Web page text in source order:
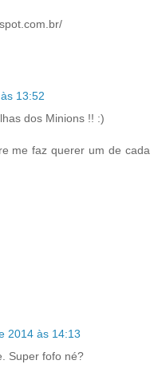
13:52
dos Minions !! :)
me faz querer um de cada
2014 às 14:13
Super fofo né?